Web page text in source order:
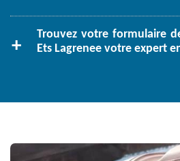
Trouvez votre formulaire
Ets Lagrenee votre expert